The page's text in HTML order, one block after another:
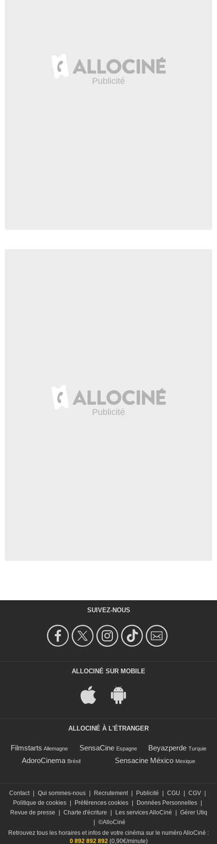
SUIVEZ-NOUS
ALLOCINÉ SUR MOBILE
ALLOCINÉ À L'ÉTRANGER
Filmstarts Allemagne SensaCine Espagne Beyazperde Turquie
AdoroCinema Brésil Sensacine México Mexique
Contact | Qui sommes-nous | Recrutement | Publicité | CGU | CGV |
Politique de cookies | Préférences cookies | Données Personnelles |
Revue de presse
| Charte d'écriture | Les services AlloCiné | Gérer Utiq
| ©AlloCiné
Retrouvez tous les horaires et infos de votre cinéma sur le numéro AlloCiné :
0 892 892 892 (0,90€/minute)